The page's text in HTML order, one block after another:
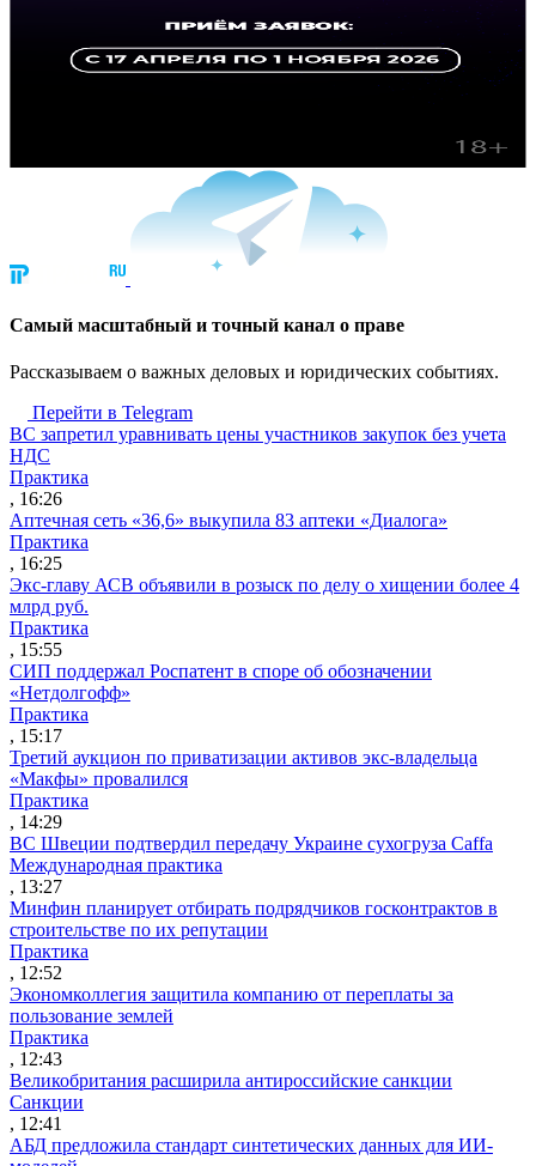
Cамый масштабный и точный канал о праве
Рассказываем о важных деловых и юридических событиях.
Перейти в Telegram
ВС запретил уравнивать цены участников закупок без учета
НДС
Практика
, 16:26
Аптечная сеть «36,6» выкупила 83 аптеки «Диалога»
Практика
, 16:25
Экс-главу АСВ объявили в розыск по делу о хищении более 4
млрд руб.
Практика
, 15:55
СИП поддержал Роспатент в споре об обозначении
«Нетдолгофф»
Практика
, 15:17
Третий аукцион по приватизации активов экс-владельца
«Макфы» провалился
Практика
, 14:29
ВС Швеции подтвердил передачу Украине сухогруза Caffa
Международная практика
, 13:27
Минфин планирует отбирать подрядчиков госконтрактов в
строительстве по их репутации
Практика
, 12:52
Экономколлегия защитила компанию от переплаты за
пользование землей
Практика
, 12:43
Великобритания расширила антироссийские санкции
Санкции
, 12:41
АБД предложила стандарт синтетических данных для ИИ-